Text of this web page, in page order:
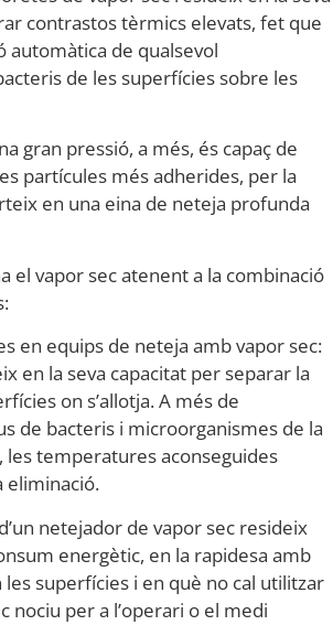
contrastos tèrmics elevats, fet que
automàtica de qualsevol
de les superfícies sobre les
gran pressió, a més, és capaç de
partícules més adherides, per la
en una eina de neteja profunda
el vapor sec atenent a la combinació
en equips de neteja amb vapor sec:
en la seva capacitat per separar la
on s’allotja. A més de
de bacteris i microorganismes de la
les temperatures aconseguides
eliminació.
netejador de vapor sec resideix
energètic, en la rapidesa amb
superfícies i en què no cal utilitzar
nociu per a l’operari o el medi